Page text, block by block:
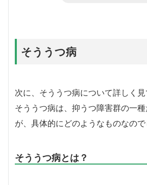
そううつ病
次に、そううつ病について詳しく見
そううつ病は、抑うつ障害群の一
が、具体的にどのようなものなので
そううつ病とは？